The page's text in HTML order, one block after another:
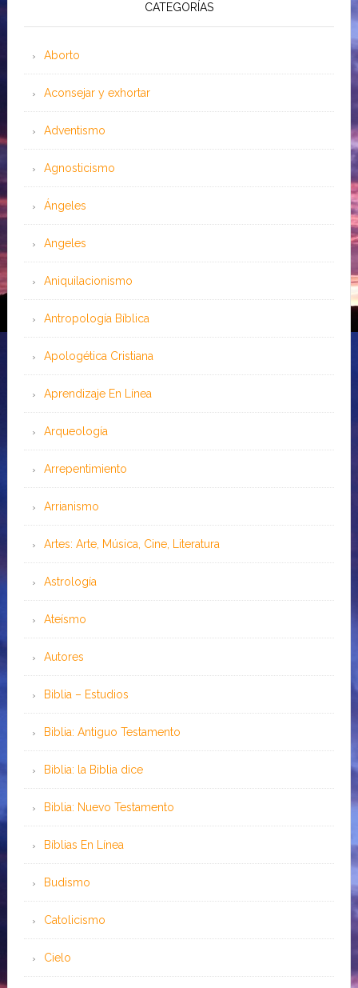
CATEGORÍAS
Aborto
Aconsejar y exhortar
Adventismo
Agnosticismo
Ángeles
Angeles
Aniquilacionismo
Antropología Bíblica
Apologética Cristiana
Aprendizaje En Línea
Arqueología
Arrepentimiento
Arrianismo
Artes: Arte, Música, Cine, Literatura
Astrología
Ateísmo
Autores
Biblia – Estudios
Biblia: Antiguo Testamento
Biblia: la Biblia dice
Biblia: Nuevo Testamento
Bíblias En Línea
Budismo
Catolicismo
Cielo